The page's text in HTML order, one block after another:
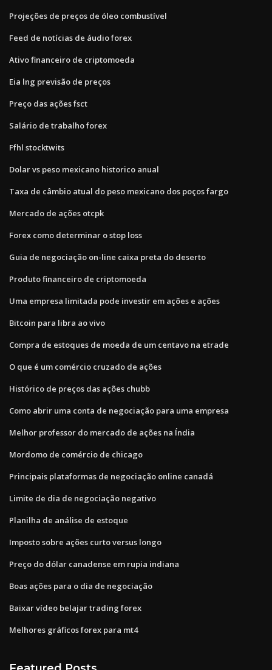
Projeções de preços de óleo combustível
Feed de notícias de áudio forex
Ativo financeiro de criptomoeda
Eia lng previsão de preços
Preço das ações fsct
Salário de trabalho forex
Ffhl stocktwits
Dolar vs peso mexicano historico anual
Taxa de câmbio atual do peso mexicano dos poços fargo
Mercado de ações otcpk
Forex como determinar o stop loss
Guia de negociação on-line caixa preta do deserto
Produto financeiro de criptomoeda
Uma empresa limitada pode investir em ações e ações
Bitcoin para libra ao vivo
Compra de estoques de moeda de um centavo na etrade
O que é um comércio cruzado de ações
Histórico de preços das ações chubb
Como abrir uma conta de negociação para uma empresa
Melhor professor do mercado de ações na Índia
Mordomo de comércio de chicago
Principais plataformas de negociação online canadá
Limite de dia de negociação negativo
Planilha de análise de estoque
Imposto sobre ações curto versus longo
Preço do dólar canadense em rupia indiana
Boas ações para o dia de negociação
Baixar vídeo belajar trading forex
Melhores gráficos forex para mt4